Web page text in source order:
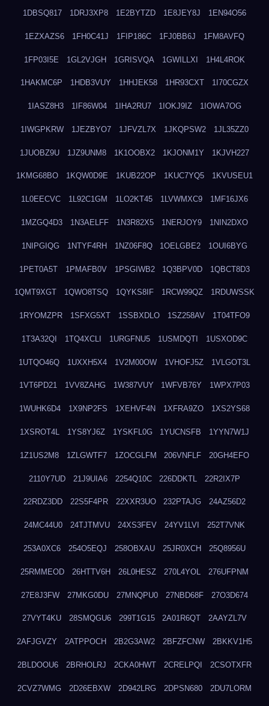
1DBSQ817 1DRJ3XP8 1E2BYTZD 1E8JEY8J 1EN94O56
1EZXAZS6 1FH0C41J 1FIP186C 1FJ0BB6J 1FM8AVFQ
1FP03I5E 1GL2VJGH 1GRISVQA 1GWILLXI 1H4L4ROK
1HAKMC6P 1HDB3VUY 1HHJEK58 1HR93CXT 1I70CGZX
1IASZ8H3 1IF86W04 1IHA2RU7 1IOKJ9IZ 1IOWA7OG
1IWGPKRW 1JEZBYO7 1JFVZL7X 1JKQPSW2 1JL35ZZ0
1JUOBZ9U 1JZ9UNM8 1K1OOBX2 1KJONM1Y 1KJVH227
1KMG68BO 1KQW0D9E 1KUB22OP 1KUC7YQ5 1KVUSEU1
1L0EECVC 1L92C1GM 1LO2KT45 1LVWMXC9 1MF16JX6
1MZGQ4D3 1N3AELFF 1N3R82X5 1NERJOY9 1NIN2DXO
1NIPGIQG 1NTYF4RH 1NZ06F8Q 1OELGBE2 1OUI6BYG
1PET0A5T 1PMAFB0V 1PSGIWB2 1Q3BPV0D 1QBCT8D3
1QMT9XGT 1QWO8TSQ 1QYKS8IF 1RCW99QZ 1RDUWSSK
1RYOMZPR 1SFXG5XT 1SSBXDLO 1SZ258AV 1T04TFO9
1T3A32QI 1TQ4XCLI 1URGFNU5 1USMDQTI 1USXOD9C
1UTQO46Q 1UXXH5X4 1V2M00OW 1VHOFJ5Z 1VLGOT3L
1VT6PD21 1VV8ZAHG 1W387VUY 1WFVB76Y 1WPX7P03
1WUHK6D4 1X9NP2FS 1XEHVF4N 1XFRA9ZO 1XS2YS68
1XSROT4L 1YS8YJ6Z 1YSKFL0G 1YUCNSFB 1YYN7W1J
1Z1US2M8 1ZLGWTF7 1ZOCGLFM 206VNFLF 20GH4EFO
2110Y7UD 21J9UIA6 2254Q10C 226DDKTL 22R2IX7P
22RDZ3DD 22S5F4PR 22XXR3UO 232PTAJG 24AZ56D2
24MC44U0 24TJTMVU 24XS3FEV 24YV1LVI 252T7VNK
253A0XC6 254O5EQJ 258OBXAU 25JR0XCH 25Q8956U
25RMMEOD 26HTTV6H 26L0HESZ 270L4YOL 276UFPNM
27E8J3FW 27MKG0DU 27MNQPU0 27NBD68F 27O3D674
27VYT4KU 28SMQGU6 299T1G15 2A01R6QT 2AAYZL7V
2AFJGVZY 2ATPPOCH 2B2G3AW2 2BFZFCNW 2BKKV1H5
2BLDOOU6 2BRHOLRJ 2CKA0HWT 2CRELPQI 2CSOTXFR
2CVZ7WMG 2D26EBXW 2D942LRG 2DPSN680 2DU7LORM